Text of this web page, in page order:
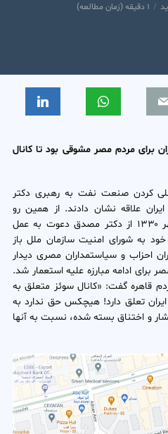
۱ دقیقه (زمان مطالعه)
مردم مصر مشوقی بود تا کانال
ملی کردن صنعت نفت به رهبری دکتر
علاقه نشان دادند. از همین رو
شخصیت‌‌‌های سیاسی مصر در مهر ۱۳۳۰ از دکتر مصدق دعوت به عمل
به شورای امنیت سازمان ملل باز
احزاب و سیاستمداران مصری دیدار
ادامه مبارزه علیه استعمار شد.
قاهره گفت: «کانال سوئز متعلق به
تعلق دارد! هیچکس حق ندارد به
و اختناق بسته شده، نسبت به آنها